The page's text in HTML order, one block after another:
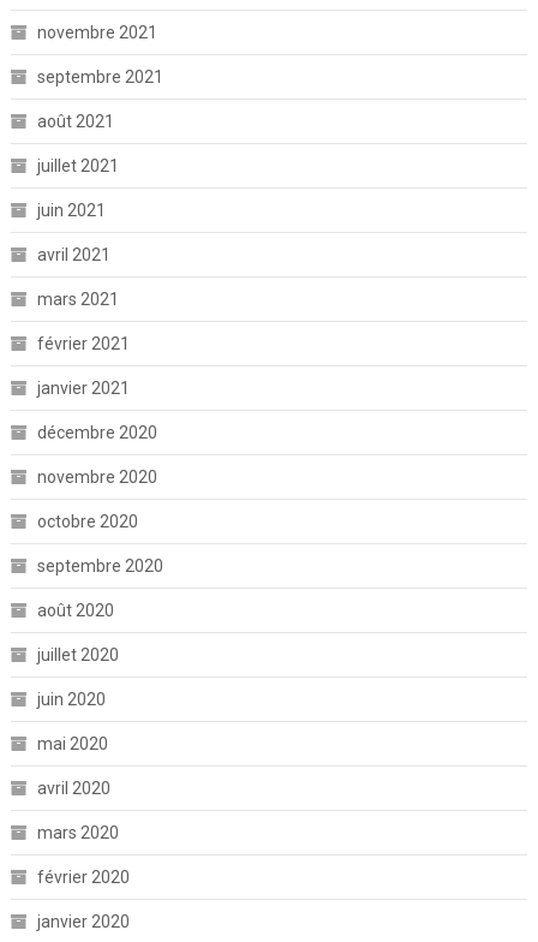
novembre 2021
septembre 2021
août 2021
juillet 2021
juin 2021
avril 2021
mars 2021
février 2021
janvier 2021
décembre 2020
novembre 2020
octobre 2020
septembre 2020
août 2020
juillet 2020
juin 2020
mai 2020
avril 2020
mars 2020
février 2020
janvier 2020